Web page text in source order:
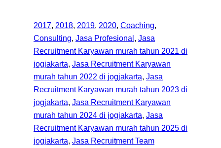
2017, 2018, 2019, 2020, Coaching
Consulting, Jasa Profesional, Jasa
Recruitment Karyawan murah tahun 2021 di
jogjakarta, Jasa Recruitment Karyawan
murah tahun 2022 di jogjakarta, Jasa
Recruitment Karyawan murah tahun 2023 di
jogjakarta, Jasa Recruitment Karyawan
murah tahun 2024 di jogjakarta, Jasa
Recruitment Karyawan murah tahun 2025 di
jogjakarta, Jasa Recruitment Team